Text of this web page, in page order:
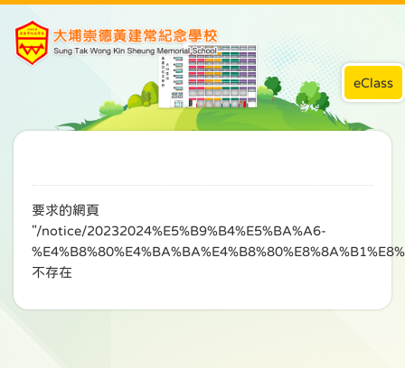
eClass
要求的網頁
"/notice/20232024%E5%B9%B4%E5%BA%A6-
不存在